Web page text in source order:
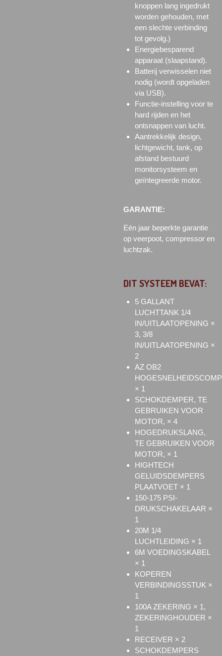
knoppen lang ingedrukt
worden gehouden, met
een slechte verbinding
tot gevolg.)
Energiebesparend
apparaat (slaapstand).
Batterij verwisselen niet
nodig (wordt opgeladen
via USB).
Functie-instelling voor te
hard rijden en het
ontsnappen van lucht.
Aantrekkelijk design,
lichtgewicht, tank, op
afstand bestuurd
monitorsysteem en
geïntegreerde motor.
GARANTIE:
Eén jaar beperkte garantie
op veerpoot, compressor en
luchtzak.
DIT SYSTEEM BEVAT:
5 GALLANT
LUCHTTANK 1/4
IN/UITLAATOPENING ×
3, 3/8
IN/UITLAATOPENING ×
2
AZ OB2
× 1
SCHOKDEMPER, TE
GEBRUIKEN VOOR
MOTOR, × 4
HOGEDRUKSLANG,
TE GEBRUIKEN VOOR
MOTOR, × 1
HIGHTECH
GELUIDSDEMPERS
PLAATVOET × 1
150-175 PSI-
DRUKSCHAKELAAR ×
1
20M 1/4
LUCHTLEIDING × 1
6M VOEDINGSKABEL
× 1
KOPEREN
VERBINDINGSSTUK ×
1
100A ZEKERING × 1,
ZEKERINGHOUDER ×
1
RECEIVER × 2
SCHOKDEMPERS